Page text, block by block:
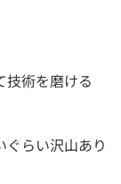
技術を磨ける
ぐらい沢山あり